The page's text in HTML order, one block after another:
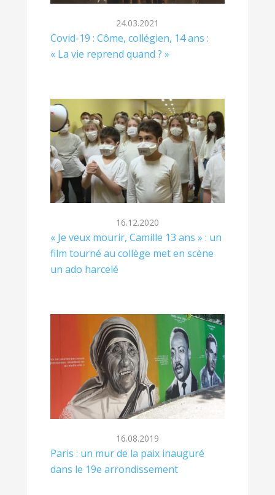
24.03.2021
Covid-19 : Côme, collégien, 14 ans :
« La vie reprend quand ? »
16.12.2020
« Je veux mourir, Camille 13 ans » : un
film tourné au collège met en scène
un ado harcelé
16.08.2019
Paris : un mur de la paix inauguré
dans le 19e arrondissement